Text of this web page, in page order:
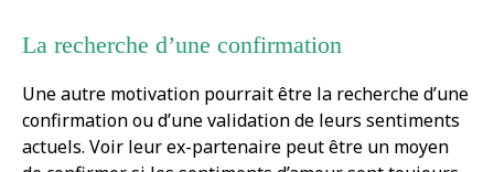
La recherche d’une confirmation
Une autre motivation pourrait être la recherche d’une
confirmation ou d’une validation de leurs sentiments
actuels. Voir leur ex-partenaire peut être un moyen